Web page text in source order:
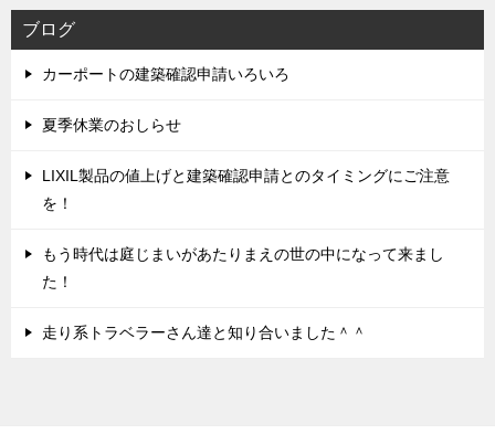
ブログ
カーポートの建築確認申請いろいろ
夏季休業のおしらせ
LIXIL製品の値上げと建築確認申請とのタイミングにご注意
を！
もう時代は庭じまいがあたりまえの世の中になって来まし
た！
走り系トラベラーさん達と知り合いました＾＾